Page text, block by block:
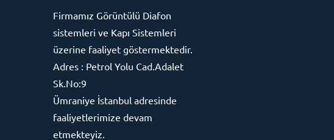
Firmamız Görüntülü Diafon
sistemleri ve Kapı Sistemleri
üzerine faaliyet göstermektedir.
Adres : Petrol Yolu Cad.Adalet
Sk.No:9
Ümraniye İstanbul adresinde
faaliyetlerimize devam
etmekteyiz.